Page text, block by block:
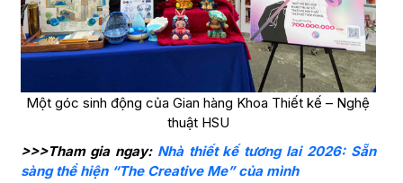
Một góc sinh động của Gian hàng Khoa Thiết kế – Nghệ
thuật HSU
>>>Tham gia ngay: Nhà thiết kế tương lai 2026: Sẵn
sàng thể hiện “The Creative Me” của mình